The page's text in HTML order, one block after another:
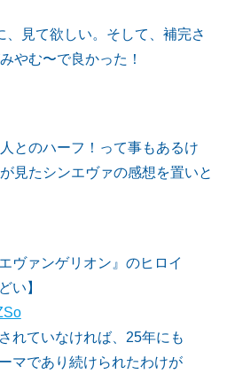
、見て欲しい。そして、補完さ
やむ〜で良かった！
とのハーフ！って事もあるけ
見たシンエヴァの感想を置いと
ヴァンゲリオン』のヒロイ
い】
れていなければ、25年にも
マであり続けられたわけが